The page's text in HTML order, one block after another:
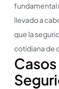
fundamental
llevado a
que la
cotidiana de